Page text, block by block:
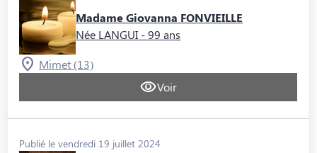
Madame Giovanna FONVIEILLE
Née LANGUI - 99 ans
Mimet (13)
Voir
Publié le vendredi 19 juillet 2024